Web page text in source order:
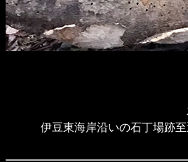
伊豆東海岸沿いの石丁場跡